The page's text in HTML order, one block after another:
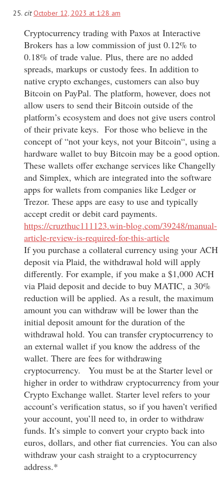
citOctober 12, 2023 at 1:28 am
Cryptocurrency trading with Paxos at Interactive
Brokers has a low commission of just 0.12% to
0.18% of trade value. Plus, there are no added
spreads, markups or custody fees. In addition to
native crypto exchanges, customers can also buy
Bitcoin on PayPal. The platform, however, does not
allow users to send their Bitcoin outside of the
platform’s ecosystem and does not give users control
of their private keys. For those who believe in the
concept of “not your keys, not your Bitcoin“, using a
hardware wallet to buy Bitcoin may be a good option.
These wallets offer exchange services like Changelly
and Simplex, which are integrated into the software
apps for wallets from companies like Ledger or
Trezor. These apps are easy to use and typically
accept credit or debit card payments.
https://cruzthuc111123.win-blog.com/39248/manual-
article-review-is-required-for-this-article
If you purchase a collateral currency using your ACH
deposit via Plaid, the withdrawal hold will apply
differently. For example, if you make a $1,000 ACH
via Plaid deposit and decide to buy MATIC, a 30%
reduction will be applied. As a result, the maximum
amount you can withdraw will be lower than the
initial deposit amount for the duration of the
withdrawal hold. You can transfer cryptocurrency to
an external wallet if you know the address of the
wallet. There are fees for withdrawing
cryptocurrency. You must be at the Starter level or
higher in order to withdraw cryptocurrency from your
Crypto Exchange wallet. Starter level refers to your
account’s verification status, so if you haven’t verified
your account, you’ll need to, in order to withdraw
funds. It’s simple to convert your crypto back into
euros, dollars, and other fiat currencies. You can also
withdraw your cash straight to a cryptocurrency
address.*